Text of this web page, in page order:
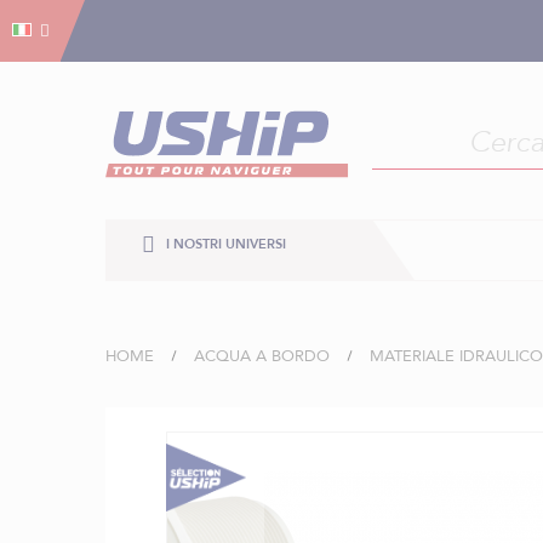
I NOSTRI UNIVERSI
HOME ACQUA A BORDO MATERIALE IDRAULICO
Vai
alla
fine
della
Gestion dei cookies
Gestion dei cookies